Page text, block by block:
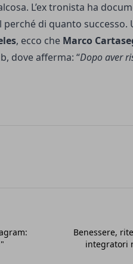
L’ex tronista ha
di quanto successo.
, ecco che Marco
dove afferma: “Dopo aver
Benessere,
integratori